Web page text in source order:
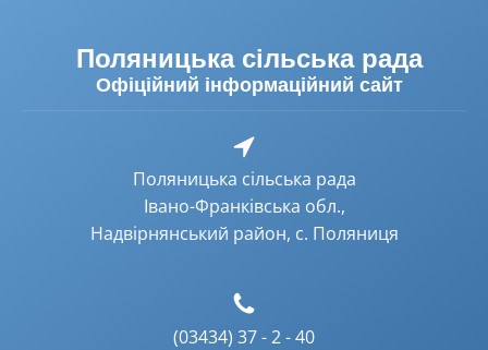
Поляницька сільська рада
Офіційний інформаційний сайт
Поляницька сільська рада
Івано-Франківська обл.,
Надвірнянський район, с. Поляниця
(03434) 37 - 2 - 40